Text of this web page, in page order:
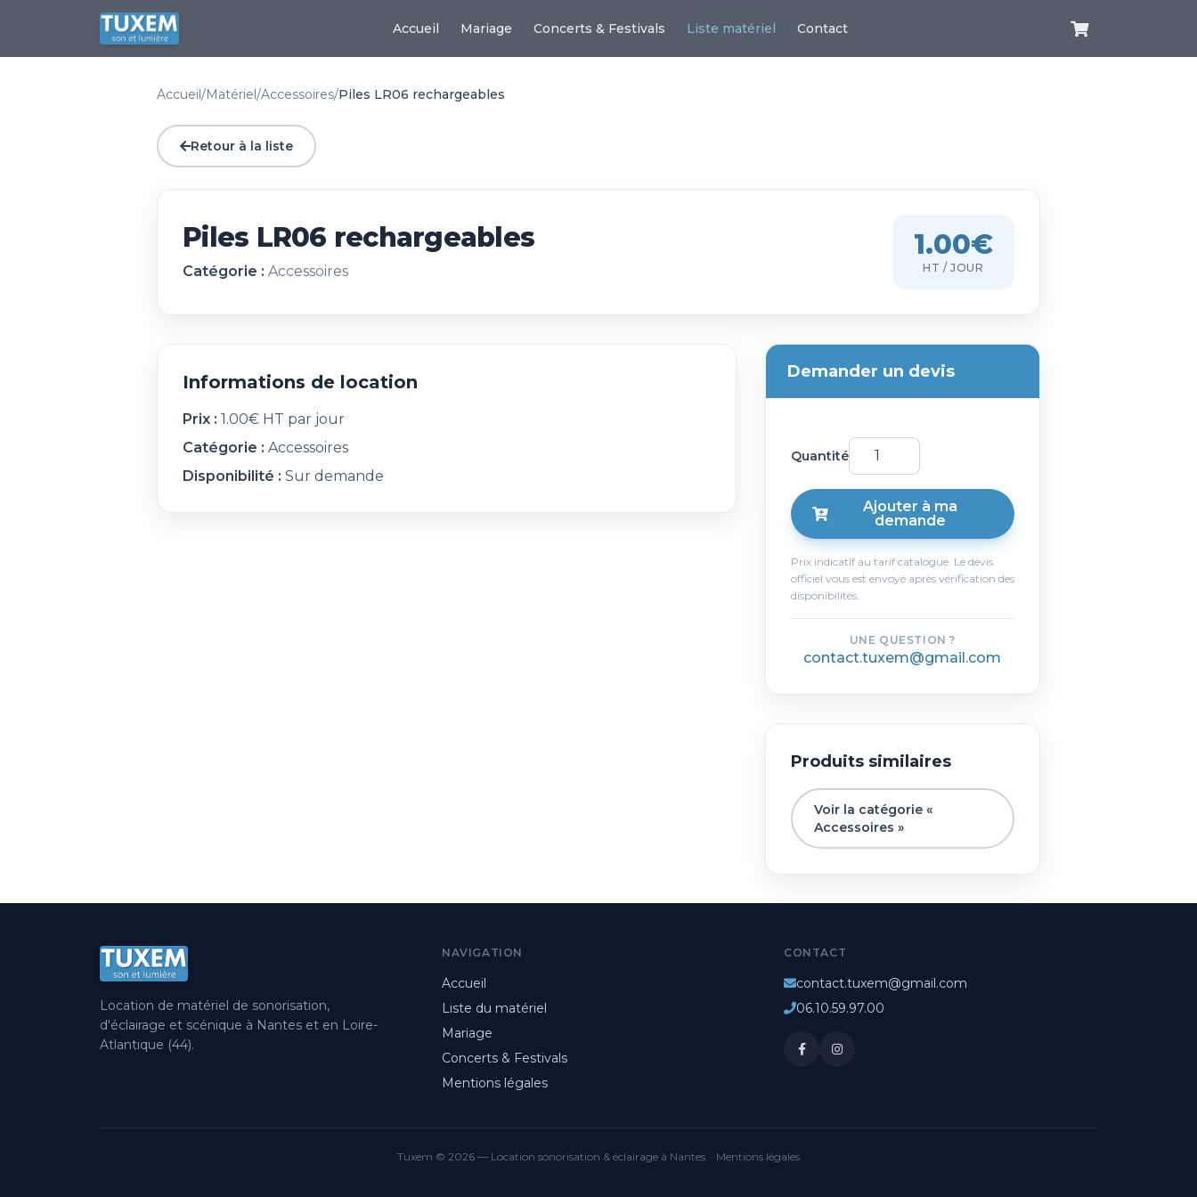
Accueil Mariage Concerts & Festivals Liste matériel Contact
Accueil/Matériel/Accessoires/Piles LR06 rechargeables
Retour à la liste
Piles LR06 rechargeables
Catégorie : Accessoires
1.00€
HT / JOUR
Informations de location
Prix : 1.00€ HT par jour
Catégorie : Accessoires
Disponibilité : Sur demande
Demander un devis
Quantité
Ajouter à ma
demande
Prix indicatif au tarif catalogue. Le devis
officiel vous est envoyé après vérification des
disponibilités.
UNE QUESTION ?
contact.tuxem@gmail.com
Produits similaires
Voir la catégorie «
Accessoires »
Location de matériel de sonorisation,
d'éclairage et scénique à Nantes et en Loire-
Atlantique (44).
NAVIGATION
Accueil
Liste du matériel
Mariage
Concerts & Festivals
Mentions légales
CONTACT
contact.tuxem@gmail.com
06.10.59.97.00
Tuxem © 2026 — Location sonorisation & éclairage à Nantes. · Mentions légales